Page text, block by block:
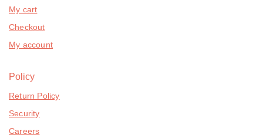
My cart
Checkout
My account
Policy
Return Policy
Security
Careers